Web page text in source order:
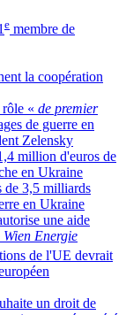
e membre de
la coopération
« de premier
de guerre en
Zelensky
million d'euros de
en Ukraine
de 3,5 milliards
en Ukraine
une aide
Wien Energie
de l'UE devrait
un droit de